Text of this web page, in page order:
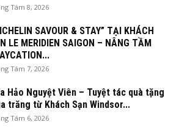
Tám 8, 2026
SAVOUR & STAY” TẠI KHÁCH
LE MERIDIEN SAIGON – NÂNG TẦM
Tám 7, 2026
Hảo Nguyệt Viên – Tuyệt tác quà tặng
trăng từ Khách Sạn Windsor...
Tám 6, 2026